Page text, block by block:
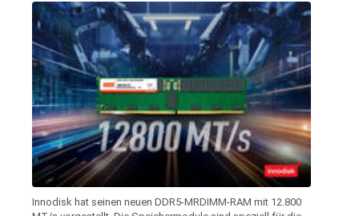
Innodisk hat seinen neuen DDR5-MRDIMM-RAM mit 12.800